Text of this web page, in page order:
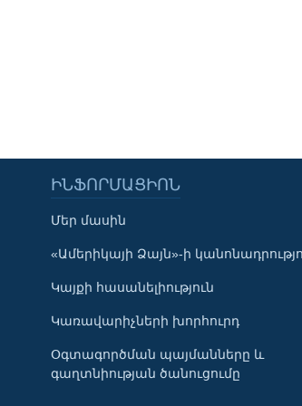
Learning English
ՀԵՏԵՒԵՔ ՄԵԶ
Լեզուներ
ԻՆՖՈՐՄԱՑԻՈՆ
Մեր մասին
«Ամերիկայի Ձայն»-ի
Կայքի հասանելիություն
Կառավարիչների խորհուրդ
Օգտագործման պայմանները և
գաղտնիության ծանուցումը